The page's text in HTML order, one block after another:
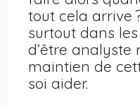
tout cela arrive
surtout dans
d’être analyste
maintien de
soi aider.